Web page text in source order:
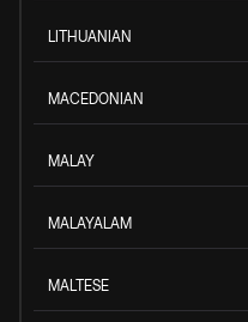
LITHUANIAN
MACEDONIAN
MALAY
MALAYALAM
MALTESE